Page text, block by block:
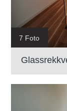
7 Foto